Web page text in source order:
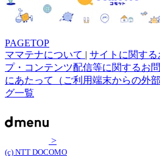
PAGETOP
ママテナについて | サイトに関す
プ・コンテンツ配信等に関するお
にあたって（ご利用端末からの外
グ一覧
>
(c) NTT DOCOMO